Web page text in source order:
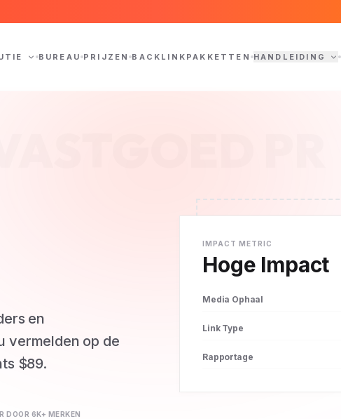
BUREAU PRIJZEN BACKLINKPAKKETTEN HANDLEIDING
en
vermelden op de
$89.
DOOR 6K+ MERKEN
IMPACT METRIC
Hoge Impact
Media Ophaal
Link Type
Rapportage